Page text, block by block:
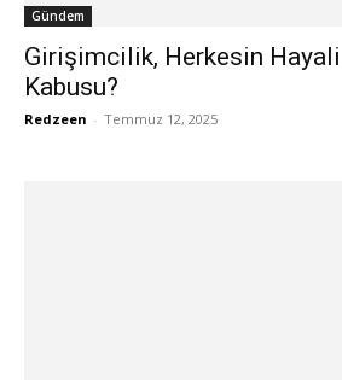
Gündem
Girişimcilik, Herkesin
Kabusu?
Redzeen - Temmuz 12, 2025